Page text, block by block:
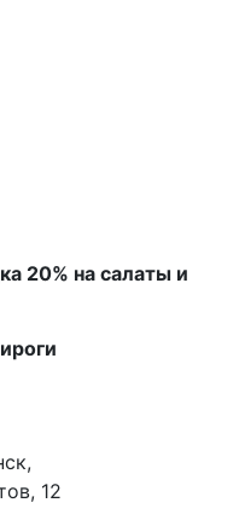
20% на салаты и
12